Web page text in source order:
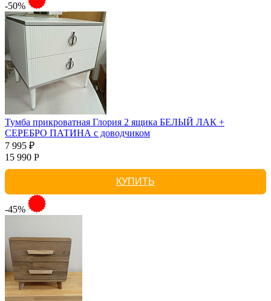
-50%
Тумба прикроватная Глория 2 ящика БЕЛЫЙ ЛАК +
СЕРЕБРО ПАТИНА с доводчиком
7 995 ₽
15 990 Р
КУПИТЬ
-45%